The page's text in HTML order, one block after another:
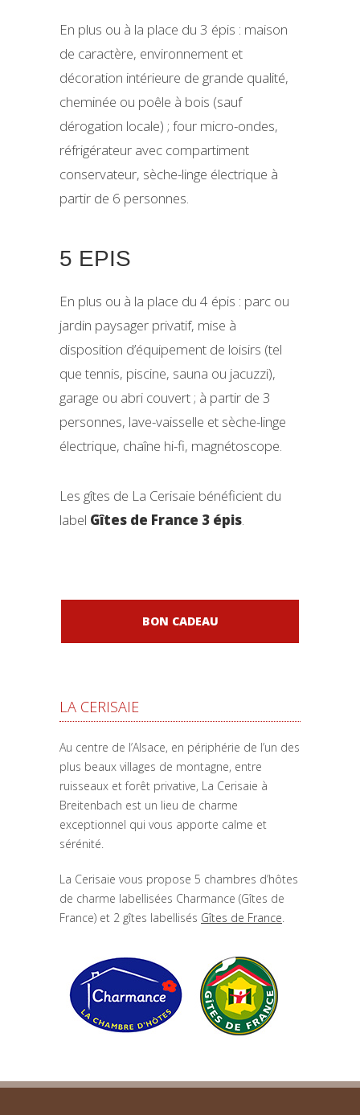
En plus ou à la place du 3 épis : maison
de caractère, environnement et
décoration intérieure de grande qualité,
cheminée ou poêle à bois (sauf
dérogation locale) ; four micro-ondes,
réfrigérateur avec compartiment
conservateur, sèche-linge électrique à
partir de 6 personnes.
5 EPIS
En plus ou à la place du 4 épis : parc ou
jardin paysager privatif, mise à
disposition d’équipement de loisirs (tel
que tennis, piscine, sauna ou jacuzzi),
garage ou abri couvert ; à partir de 3
personnes, lave-vaisselle et sèche-linge
électrique, chaîne hi-fi, magnétoscope.
Les gîtes de La Cerisaie bénéficient du
label Gîtes de France 3 épis.
BON CADEAU
LA CERISAIE
Au centre de l’Alsace, en périphérie de l’un des
plus beaux villages de montagne, entre
ruisseaux et forêt privative, La Cerisaie à
Breitenbach est un lieu de charme
exceptionnel qui vous apporte calme et
sérénité.
La Cerisaie vous propose 5 chambres d’hôtes
de charme labellisées Charmance (Gîtes de
France) et 2 gîtes labellisés Gîtes de France.